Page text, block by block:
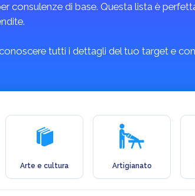
di base. Questa lista è
tutti i dettagli del tuo target e
Arte e cultura Artigianato